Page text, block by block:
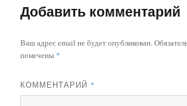
Добавить комментарий
Ваш адрес email не будет опубликован.
помечены *
КОММЕНТАРИЙ *